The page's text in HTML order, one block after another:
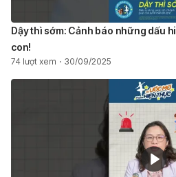
Dậy thì sớm: Cảnh báo những dấu
con!
74 lượt xem 30/09/2025